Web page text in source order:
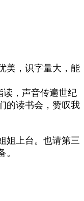
美，识字量大，能
，声音传遍世纪
的读书会，赞叹我
姐上台。也请第三
。